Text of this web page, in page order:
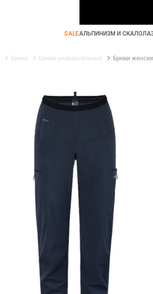
SALEАЛЬПИНИЗМ И
Брюки Брюки универсальные Брюки